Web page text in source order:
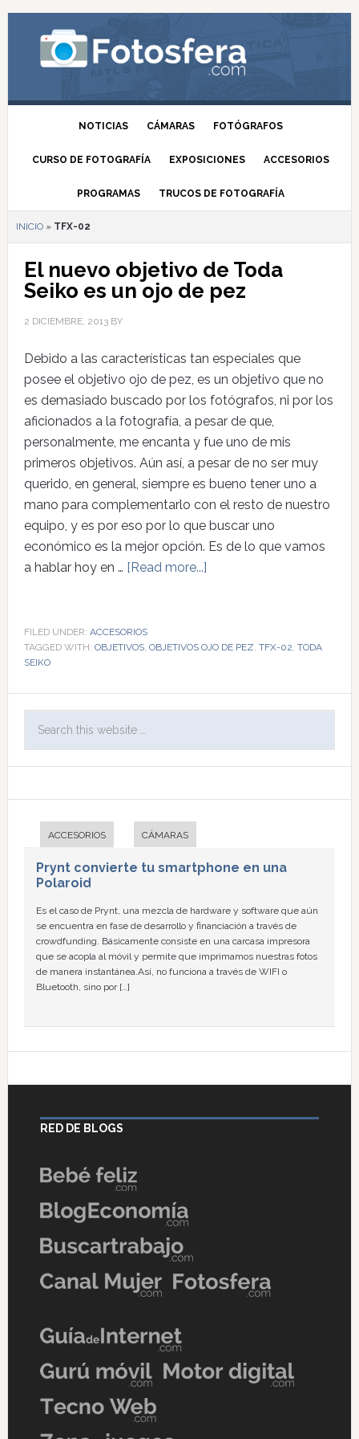
NOTICIAS CÁMARAS FOTÓGRAFOS
CURSO DE FOTOGRAFÍA EXPOSICIONES ACCESORIOS
PROGRAMAS TRUCOS DE FOTOGRAFÍA
INICIO» TFX-02
El nuevo objetivo de Toda
Seiko es un ojo de pez
2 DICIEMBRE, 2013BY
Debido a las características tan especiales que
posee el objetivo ojo de pez, es un objetivo que no
es demasiado buscado por los fotógrafos, ni por los
aficionados a la fotografía, a pesar de que,
personalmente, me encanta y fue uno de mis
primeros objetivos. Aún así, a pesar de no ser muy
querido, en general, siempre es bueno tener uno a
mano para complementarlo con el resto de nuestro
equipo, y es por eso por lo que buscar uno
económico es la mejor opción. Es de lo que vamos
a hablar hoy en … [Read more...]
FILED UNDER: ACCESORIOS
TAGGED WITH: OBJETIVOS, OBJETIVOS OJO DE PEZ, TFX-02, TODA
SEIKO
ACCESORIOS CÁMARAS
Prynt convierte tu smartphone en una
Polaroid
Es el caso de Prynt, una mezcla de hardware y software que aún
se encuentra en fase de desarrollo y financiación a través de
crowdfunding. Básicamente consiste en una carcasa impresora
que se acopla al móvil y permite que imprimamos nuestras fotos
de manera instantánea.Así, no funciona a través de WIFI o
Bluetooth, sino por […]
RED DE BLOGS